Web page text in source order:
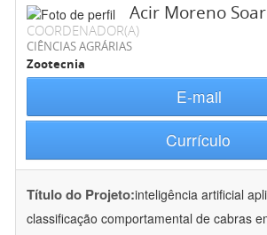
Acir Moreno
COORDENADOR(A)
CIÊNCIAS AGRÁRIAS
Zootecnia
E-mail
Currículo
Título do Projeto:inteligência artificial
classificação comportamental de cabras